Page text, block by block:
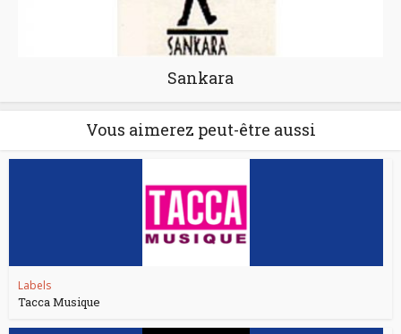
Sankara
Vous aimerez peut-être aussi
Labels
Tacca Musique